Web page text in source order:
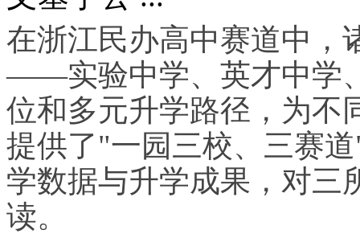
在浙江民办高中赛道中，
——实验中学、英才中学
位和多元升学路径，为不
提供了"一园三校、三赛
学数据与升学成果，对三
读。